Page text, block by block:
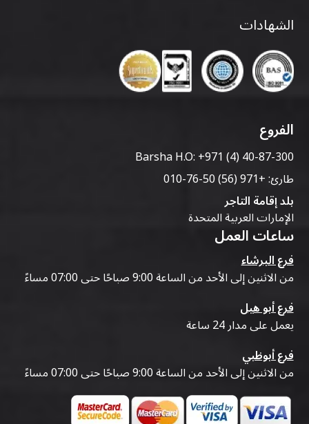
الشهادات
الفروع
Barsha H.O:+971 (4) 40-87-300
طارئ:+971 (56) 50-76-010
بلد إقامة التاجر
الإمارات العربية المتحدة
ساعات العمل
فرع البرشاء
من الاثنين إلى الأحد من الساعة 9:00 صباحًا حتى 07:00 مساءً
فرع أبو هيل
يعمل على مدار 24 ساعة
فرع أبوظبي
من الاثنين إلى الأحد من الساعة 9:00 صباحًا حتى 07:00 مساءً